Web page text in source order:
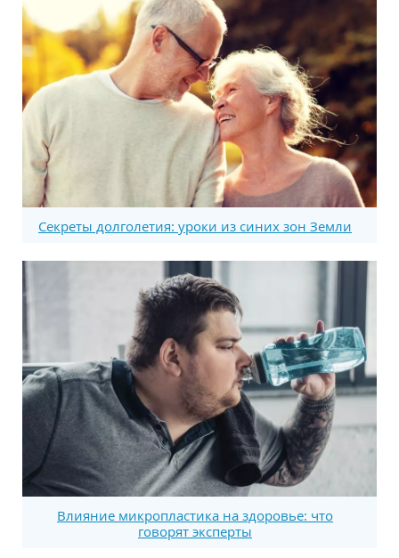
Секреты долголетия: уроки из синих зон Земли
Влияние микропластика на здоровье: что
говорят эксперты